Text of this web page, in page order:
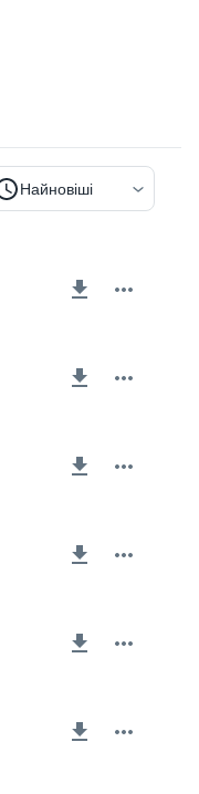
Найновіші